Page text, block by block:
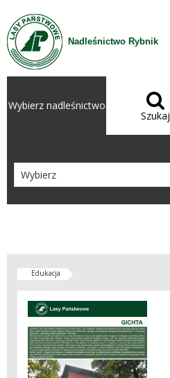
Przejdź do treści
Nadleśnictwo Rybnik
Wybierz nadleśnictwo 
Szukaj
Edukacja